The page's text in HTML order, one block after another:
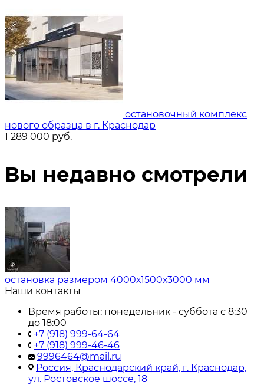
остановочный комплекс
нового образца в г. Краснодар
1 289 000 руб.
Вы недавно смотрели
остановка размером 4000х1500х3000 мм
Наши контакты
Время работы: понедельник - суббота с 8:30
до 18:00
+7 (918) 999-64-64
+7 (918) 999-46-46
9996464@mail.ru
Россия, Краснодарский край, г. Краснодар,
ул. Ростовское шоссе, 18